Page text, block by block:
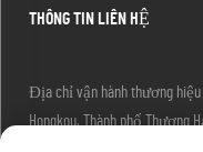
THÔNG TIN LIÊN HỆ
Địa chỉ vận hành thương hiệu
Hongkou, Thành phố Thượng